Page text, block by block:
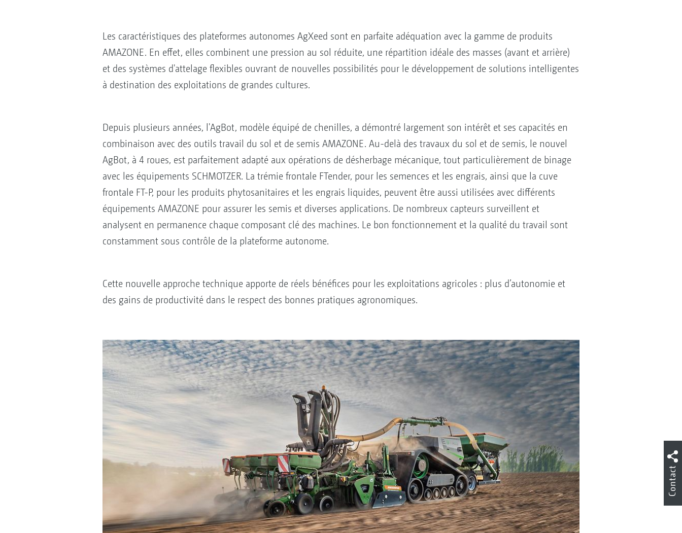
Les caractéristiques des plateformes autonomes AgXeed sont en parfaite adéquation avec la gamme de produits
AMAZONE. En effet, elles combinent une pression au sol réduite, une répartition idéale des masses (avant et arrière)
et des systèmes d'attelage flexibles ouvrant de nouvelles possibilités pour le développement de solutions intelligentes
à destination des exploitations de grandes cultures.
Depuis plusieurs années, l'AgBot, modèle équipé de chenilles, a démontré largement son intérêt et ses capacités en
combinaison avec des outils travail du sol et de semis AMAZONE. Au-delà des travaux du sol et de semis, le nouvel
AgBot, à 4 roues, est parfaitement adapté aux opérations de désherbage mécanique, tout particulièrement de binage
avec les équipements SCHMOTZER. La trémie frontale FTender, pour les semences et les engrais, ainsi que la cuve
frontale FT-P, pour les produits phytosanitaires et les engrais liquides, peuvent être aussi utilisées avec différents
équipements AMAZONE pour assurer les semis et diverses applications. De nombreux capteurs surveillent et
analysent en permanence chaque composant clé des machines. Le bon fonctionnement et la qualité du travail sont
constamment sous contrôle de la plateforme autonome.
Cette nouvelle approche technique apporte de réels bénéfices pour les exploitations agricoles : plus d’autonomie et
des gains de productivité dans le respect des bonnes pratiques agronomiques.
Contact